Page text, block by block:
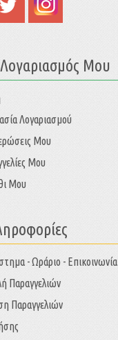
Μου
Λογαριασμού
Μου
Μου
Μου
- Ωράριο - Επικοινωνία
Παραγγελιών
Παραγγελιών